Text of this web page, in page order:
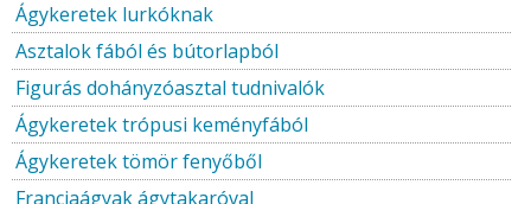
Ágykeretek lurkóknak
Asztalok fából és bútorlapból
Figurás dohányzóasztal tudnivalók
Ágykeretek trópusi keményfából
Ágykeretek tömör fenyőből
Franciaágyak ágytakaróval